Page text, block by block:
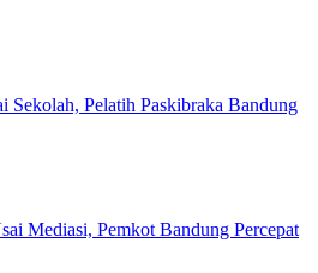
Sekolah, Pelatih Paskibraka Bandung
Mediasi, Pemkot Bandung Percepat